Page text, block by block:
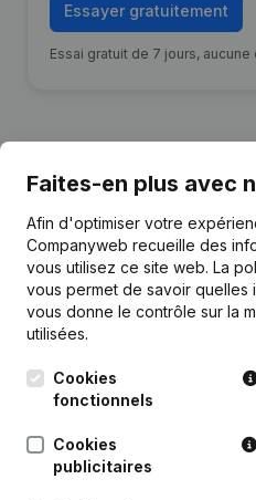
Essayer gratuitement
Essai gratuit de 7 jours,
Publicationsde 4brain
Date
But -
Faites-en plus avec
Afin d'optimiser votre
Companyweb recueille des
vous utilisez ce site web. La
vous permet de savoir quelles
vous donne le contrôle sur la
utilisées.
Cookies
fonctionnels
Cookies
publicitaires